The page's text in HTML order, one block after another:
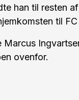
han til resten
til
Marcus
ovenfor.